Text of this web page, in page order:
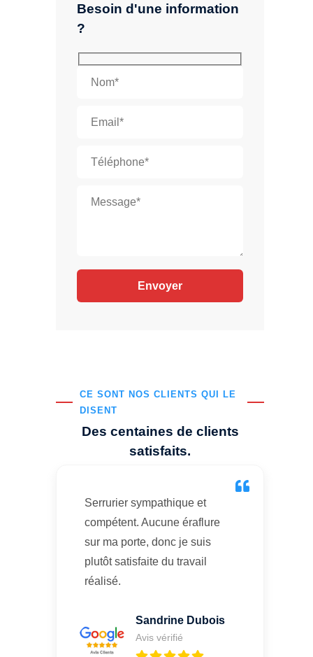
Besoin d'une information
?
CE SONT NOS CLIENTS QUI LE
DISENT
Des centaines de clients
satisfaits.
Serrurier sympathique et
compétent. Aucune éraflure
sur ma porte, donc je suis
plutôt satisfaite du travail
réalisé.
Sandrine Dubois
Avis vérifié